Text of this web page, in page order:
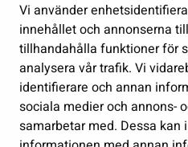
Vi använder
innehållet och annonserna
tillhandahålla funktioner för
analysera vår trafik. Vi
identifierare och annan
sociala medier och annons-
samarbetar med. Dessa kan
Förvaltning
Jobb och företagsamhet
Delta och sköt ärenden
Show my cookie settings
Follow us